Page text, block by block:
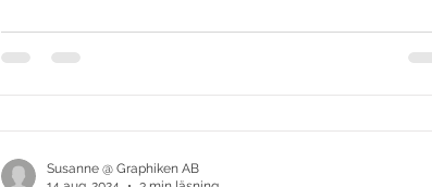
Susanne @ Graphiken AB